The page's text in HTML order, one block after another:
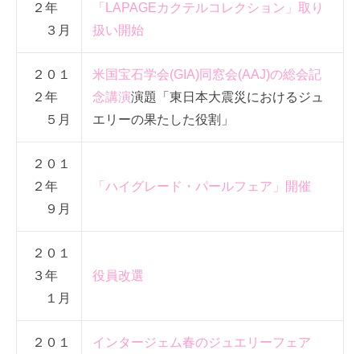
２年
３月
「LAPAGEカクテルコレクション」取り
扱い開始
２０１
２年
５月
米国宝石学会(GIA)同窓会(AAJ)の総会記
念講演演題「東日本大震災におけるジュ
エリーの果たした役割」
２０１
２年
９月
「ハイグレード・パールフェア」開催
２０１
３年
１月
役員改選
２０１
インタージェム春のジュエリーフェア